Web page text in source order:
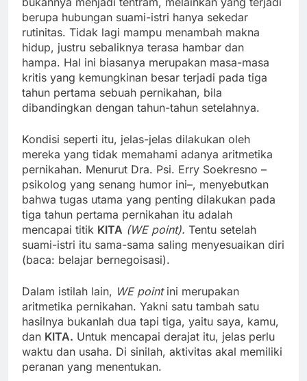
berupa hubungan suami-istri hanya sekedar
rutinitas. Tidak lagi mampu menambah makna
hidup, justru sebaliknya terasa hambar dan
hampa. Hal ini biasanya merupakan masa-masa
kritis yang kemungkinan besar terjadi pada tiga
tahun pertama sebuah pernikahan, bila
dibandingkan dengan tahun-tahun setelahnya.
Kondisi seperti itu, jelas-jelas dilakukan oleh
mereka yang tidak memahami adanya aritmetika
pernikahan. Menurut Dra. Psi. Erry Soekresno –
psikolog yang senang humor ini–, menyebutkan
bahwa tugas utama yang penting dilakukan pada
tiga tahun pertama pernikahan itu adalah
mencapai titik KITA (WE point). Tentu setelah
suami-istri itu sama-sama saling menyesuaikan diri
(baca: belajar bernegoisasi).
Dalam istilah lain, WE pointini merupakan
aritmetika pernikahan. Yakni satu tambah satu
hasilnya bukanlah dua tapi tiga, yaitu saya, kamu,
dan KITA. Untuk mencapai derajat itu, jelas perlu
waktu dan usaha. Di sinilah, aktivitas akal memiliki
peranan yang menentukan.